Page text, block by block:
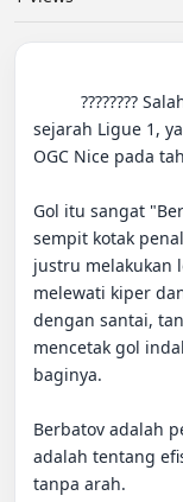
sejarah Ligue 1,
OGC Nice pada
Gol itu sangat
sempit kotak
justru melakukan
melewati kiper
dengan santai,
mencetak gol
baginya.
Berbatov adalah
adalah tentang
tanpa arah.